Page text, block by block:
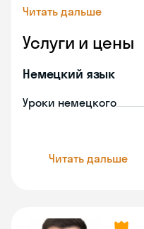
Читать дальше
Услуги и цены
Немецкий язык
Уроки немецкого
Читать дальше